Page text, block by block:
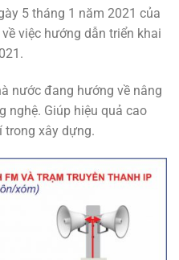
5 tháng 1 năm 2021 của
việc hướng dẫn triển khai
nước đang hướng về nâng
nghệ. Giúp hiệu quả cao
trong xây dựng.